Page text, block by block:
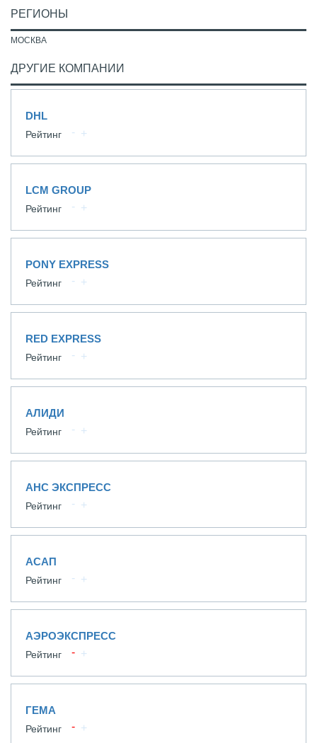
РЕГИОНЫ
МОСКВА
ДРУГИЕ КОМПАНИИ
DHL
Рейтинг
LCM GROUP
Рейтинг
PONY EXPRESS
Рейтинг
RED EXPRESS
Рейтинг
АЛИДИ
Рейтинг
АНС ЭКСПРЕСС
Рейтинг
АСАП
Рейтинг
АЭРОЭКСПРЕСС
Рейтинг
ГЕМА
Рейтинг